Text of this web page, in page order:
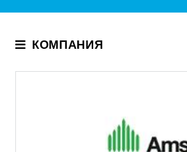
КОМПАНИЯ
О Нac
Hopmatᴎbhble aktbl